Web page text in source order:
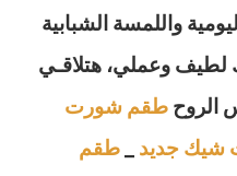
واللمسة الشبابية
وعملي، هتلاقـي
الروح طقم شورت
جديد
طقم